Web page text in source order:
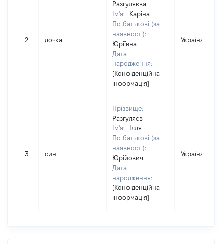
2 дочка
Разгуляєва
Ім'я:
Каріна
По батькові (за
наявності):
Юріївна
Дата
народження:
[Конфіденційна
інформація]
Україна
3 син
Прізвище:
Разгуляєв
Ім'я:
Ілля
По батькові (за
наявності):
Юрійович
Дата
народження:
[Конфіденційна
інформація]
Україна